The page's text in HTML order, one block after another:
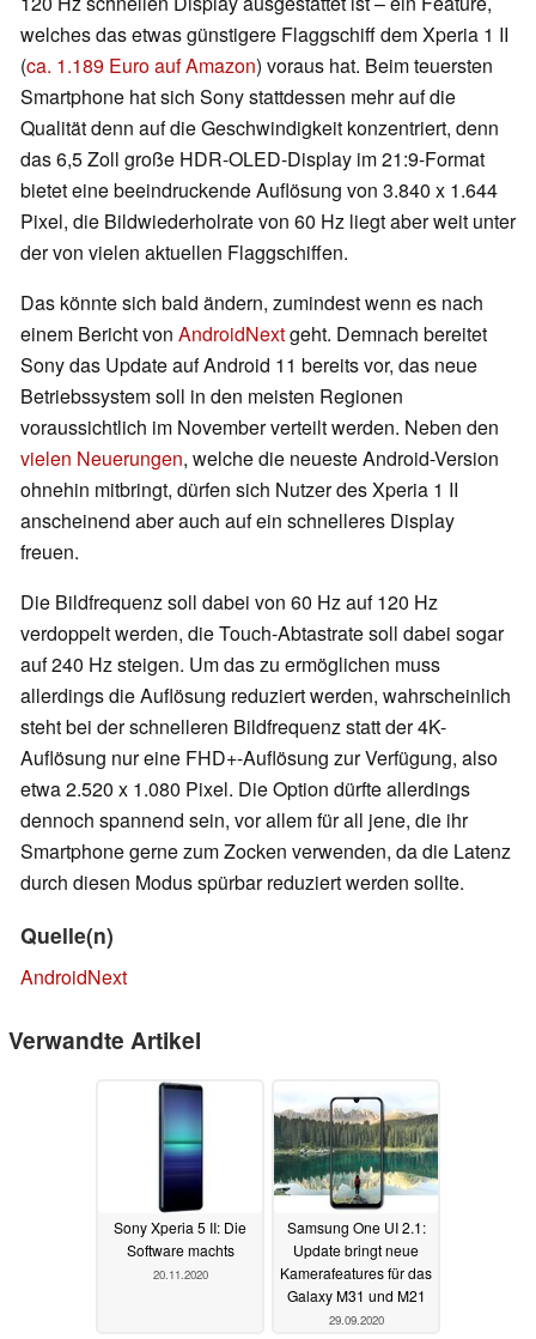
welches das etwas günstigere Flaggschiff dem Xperia 1 II
(ca. 1.189 Euro auf Amazon) voraus hat. Beim teuersten
Smartphone hat sich Sony stattdessen mehr auf die
Qualität denn auf die Geschwindigkeit konzentriert, denn
das 6,5 Zoll große HDR-OLED-Display im 21:9-Format
bietet eine beeindruckende Auflösung von 3.840 x 1.644
Pixel, die Bildwiederholrate von 60 Hz liegt aber weit unter
der von vielen aktuellen Flaggschiffen.
Das könnte sich bald ändern, zumindest wenn es nach
einem Bericht von AndroidNextgeht. Demnach bereitet
Sony das Update auf Android 11 bereits vor, das neue
Betriebssystem soll in den meisten Regionen
voraussichtlich im November verteilt werden. Neben den
vielen Neuerungen, welche die neueste Android-Version
ohnehin mitbringt, dürfen sich Nutzer des Xperia 1 II
anscheinend aber auch auf ein schnelleres Display
freuen.
Die Bildfrequenz soll dabei von 60 Hz auf 120 Hz
verdoppelt werden, die Touch-Abtastrate soll dabei sogar
auf 240 Hz steigen. Um das zu ermöglichen muss
allerdings die Auflösung reduziert werden, wahrscheinlich
steht bei der schnelleren Bildfrequenz statt der 4K-
Auflösung nur eine FHD+-Auflösung zur Verfügung, also
etwa 2.520 x 1.080 Pixel. Die Option dürfte allerdings
dennoch spannend sein, vor allem für all jene, die ihr
Smartphone gerne zum Zocken verwenden, da die Latenz
durch diesen Modus spürbar reduziert werden sollte.
Quelle(n)
AndroidNext
Verwandte Artikel
Sony Xperia 5 II: Die
Software machts
20.11.2020
Samsung One UI 2.1:
Update bringt neue
Kamerafeatures für das
Galaxy M31 und M21
29.09.2020